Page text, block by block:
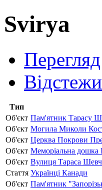
Svirya
Перегляд
Тип
Об'єкт Пам'ятник Тарасу
Об'єкт Могила Миколи
Об'єкт Церква Покрови
Об'єкт Меморіальна дошка
Об'єкт Вулиця Тараса
Стаття Українці Канади
Об'єкт Пам'ятник